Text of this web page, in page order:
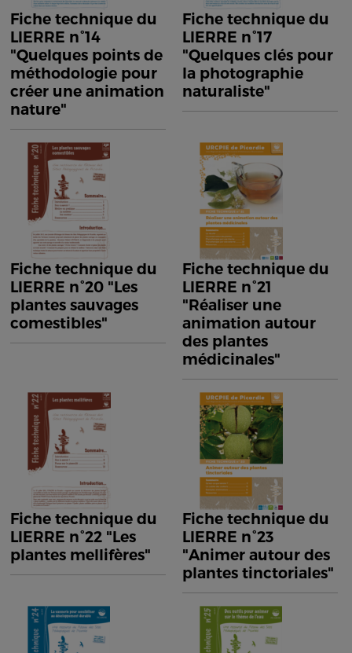
Fiche technique du
LIERRE n°14
"Quelques points de
méthodologie pour
créer une animation
nature"
Fiche technique du
LIERRE n°17
"Quelques clés pour
la photographie
naturaliste"
Fiche technique du
LIERRE n°20 "Les
plantes sauvages
comestibles"
Fiche technique du
LIERRE n°21
"Réaliser une
animation autour
des plantes
médicinales"
Fiche technique du
LIERRE n°22 "Les
plantes mellifères"
Fiche technique du
LIERRE n°23
"Animer autour des
plantes tinctoriales"